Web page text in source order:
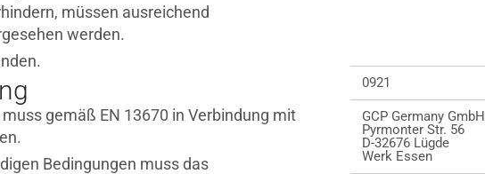
müssen ausreichend
werden.
gemäß EN 13670 in Verbindung mit
Bedingungen muss das
0921
GCP Germany GmbH
Pyrmonter Str. 56
D-32676 Lügde
Werk Essen